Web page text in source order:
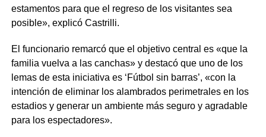
estamentos para que el regreso de los visitantes sea
posible», explicó Castrilli.
El funcionario remarcó que el objetivo central es «que la
familia vuelva a las canchas» y destacó que uno de los
lemas de esta iniciativa es ‘Fútbol sin barras’, «con la
intención de eliminar los alambrados perimetrales en los
estadios y generar un ambiente más seguro y agradable
para los espectadores».